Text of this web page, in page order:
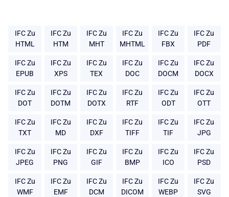
IFC Zu
HTML
IFC Zu
HTM
IFC Zu
MHT
IFC Zu
MHTML
IFC Zu
FBX
IFC Zu
PDF
IFC Zu
EPUB
IFC Zu
XPS
IFC Zu
TEX
IFC Zu
DOC
IFC Zu
DOCM
IFC Zu
DOCX
IFC Zu
DOT
IFC Zu
DOTM
IFC Zu
DOTX
IFC Zu
RTF
IFC Zu
ODT
IFC Zu
OTT
IFC Zu
TXT
IFC Zu
MD
IFC Zu
DXF
IFC Zu
TIFF
IFC Zu
TIF
IFC Zu
JPG
IFC Zu
JPEG
IFC Zu
PNG
IFC Zu
GIF
IFC Zu
BMP
IFC Zu
ICO
IFC Zu
PSD
IFC Zu
WMF
IFC Zu
EMF
IFC Zu
DCM
IFC Zu
DICOM
IFC Zu
WEBP
IFC Zu
SVG